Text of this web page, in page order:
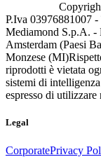
P.Iva 03976881007
Mediamond S.p.A. -
Amsterdam (Paesi
Monzese (MI)
riprodotti è vietata
sistemi di
espresso di
Legal
CorporatePrivacy